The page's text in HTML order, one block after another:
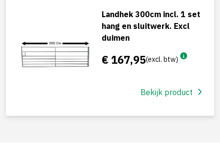
Landhek 300cm incl. 1 set
hang en sluitwerk. Excl
duimen
€ 167,95(excl. btw)
Bekijk product